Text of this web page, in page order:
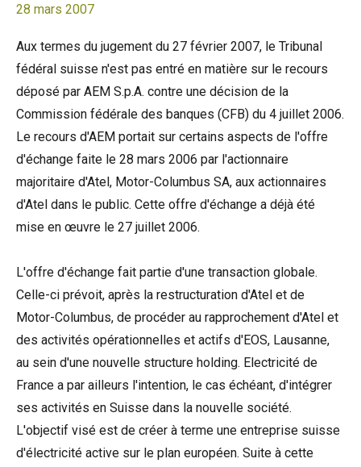
28 mars 2007
Aux termes du jugement du 27 février 2007, le Tribunal
fédéral suisse n'est pas entré en matière sur le recours
déposé par AEM S.p.A. contre une décision de la
Commission fédérale des banques (CFB) du 4 juillet 2006.
Le recours d'AEM portait sur certains aspects de l'offre
d'échange faite le 28 mars 2006 par l'actionnaire
majoritaire d'Atel, Motor-Columbus SA, aux actionnaires
d'Atel dans le public. Cette offre d'échange a déjà été
mise en œuvre le 27 juillet 2006.
L'offre d'échange fait partie d'une transaction globale.
Celle-ci prévoit, après la restructuration d'Atel et de
Motor-Columbus, de procéder au rapprochement d'Atel et
des activités opérationnelles et actifs d'EOS, Lausanne,
au sein d'une nouvelle structure holding. Electricité de
France a par ailleurs l'intention, le cas échéant, d'intégrer
ses activités en Suisse dans la nouvelle société.
L'objectif visé est de créer à terme une entreprise suisse
d'électricité active sur le plan européen. Suite à cette